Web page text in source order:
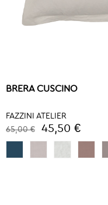
BRERA CUSCINO
FAZZINI ATELIER
65,00 €
45,50 €